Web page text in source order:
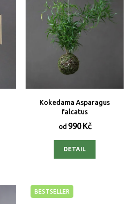
Kokedama Asparagus
falcatus
od990 Kč
DETAIL
BESTSELLER